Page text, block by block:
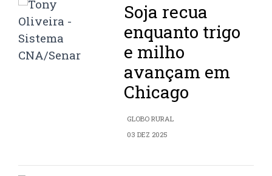
Soja recua
enquanto trigo
e milho
avançam em
Chicago
GLOBO RURAL
03 DEZ 2025